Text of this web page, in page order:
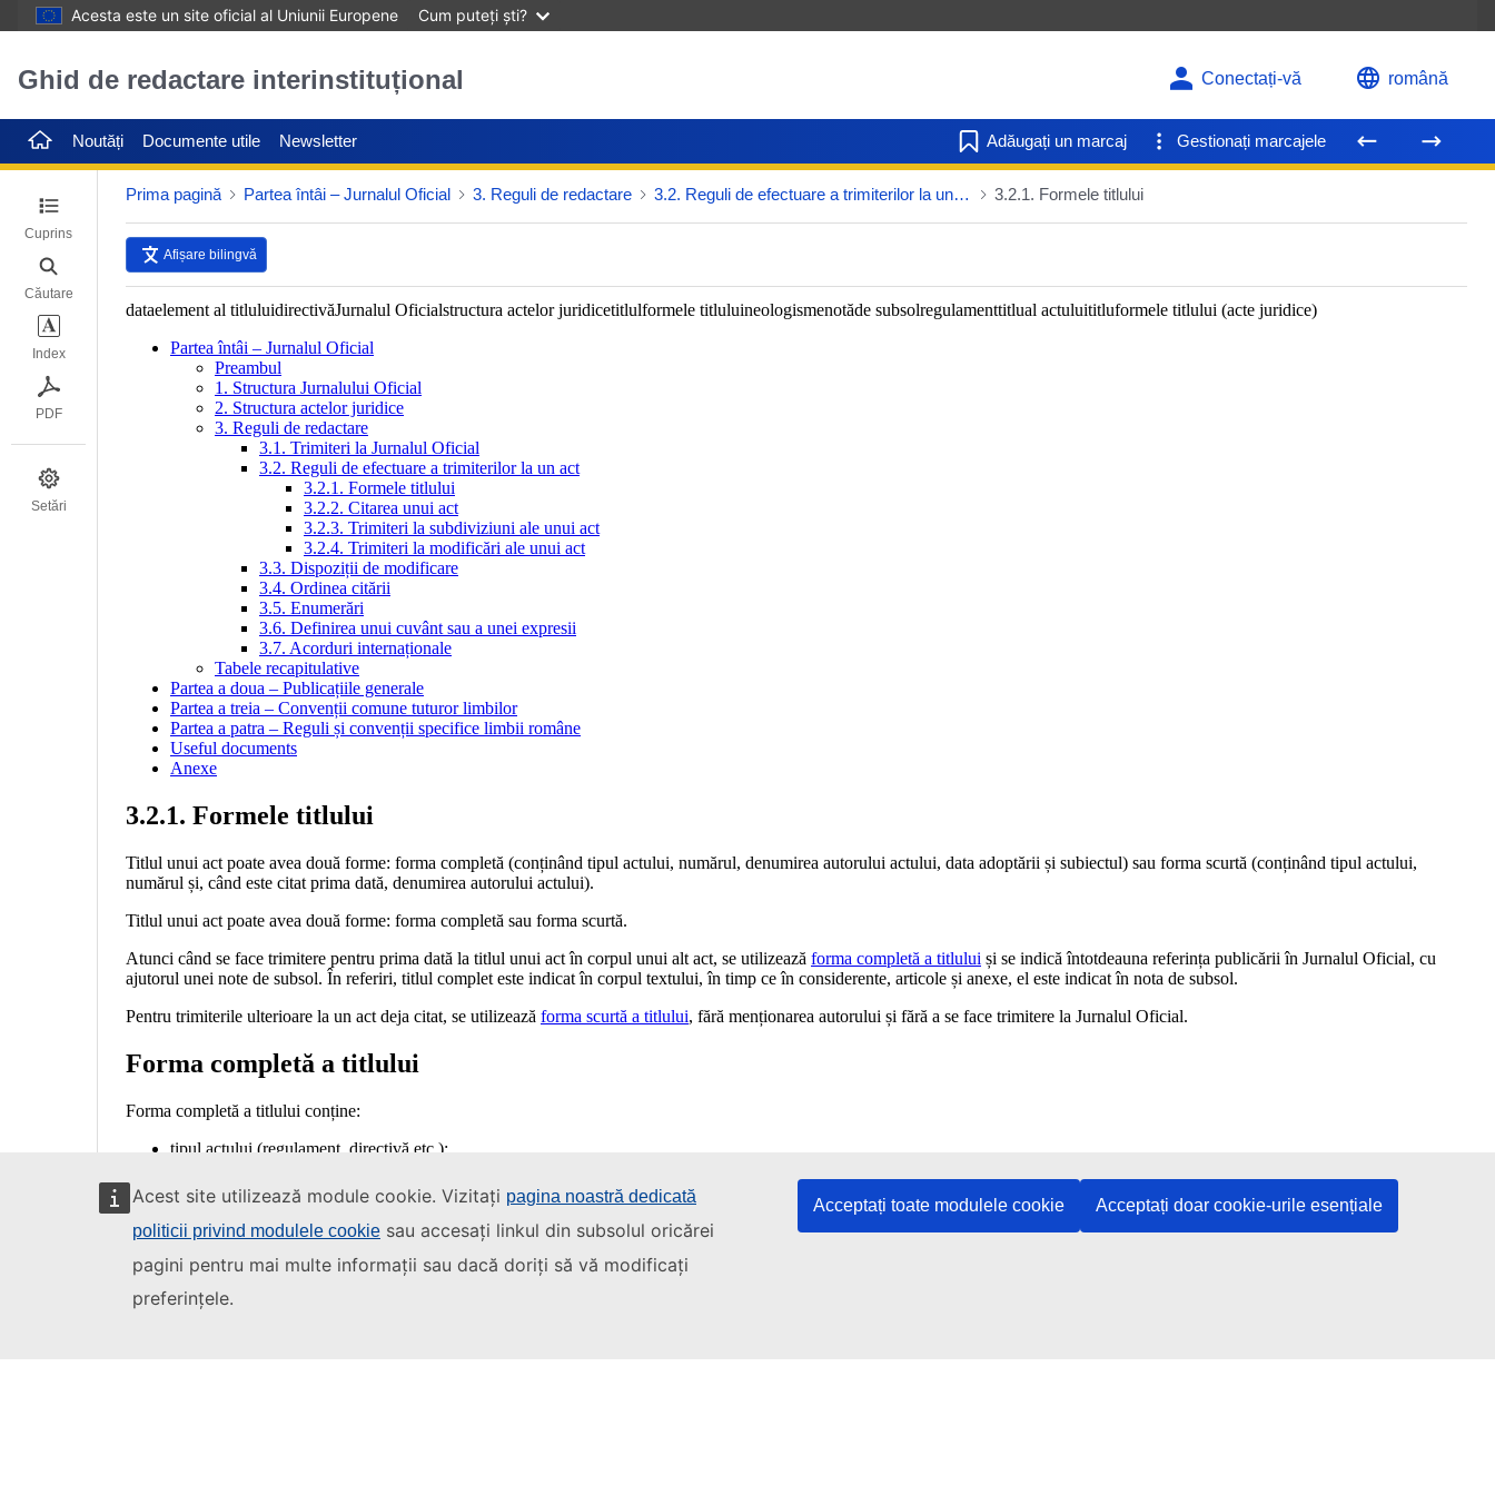
Acesta este un site oficial al Uniunii Europene Cum puteți ști?
Acest site utilizează module cookie. Vizitați pagina noastră dedicată
politicii privind modulele cookie sau accesați linkul din subsolul oricărei
pagini pentru mai multe informații sau dacă doriți să vă modificați
preferințele.
Acceptați toate modulele cookie Acceptați doar cookie-urile esențiale
Ghid de redactare interinstituțional Conectați-vă română
Noutăți Documente utile Newsletter Adăugați un marcaj Gestionați marcajele
Cuprins
Căutare
Index
PDF
Setări
Prima pagină Partea întâi – Jurnalul Oficial 3. Reguli de redactare 3.2. Reguli de efectuare a trimiterilor la un act 3.2.1. Formele titlului
Afișare bilingvă